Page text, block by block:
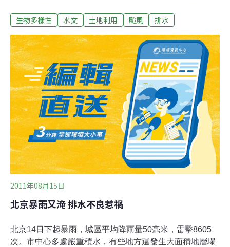
再度成為媒體焦點。強颱洛克在21日從日本靜岡縣登陸，
秒50米，24小時降雨量更超過2百毫米。日本首都圈已經
很久沒碰過這麼強勁的颱風，所幸颱風過後並未傳出重大
淹水災情，這可能要歸功於有「地下神殿」之稱的「首都
圈外圍排水系統」。由於東京距海很近，以前遇到大潮
時，若有暴雨來襲，河水必定氾濫成災，為了解除首都圈
的排水問題，日本選在埼玉縣春日部市，沿著國道16號地
下50公尺，興建這條巨大排水系統，1992年動工，2006
年全部完工，全長6.3公里。這條排水系統主要由一條長
6.3公里的隧道，連接5座高70公尺、直徑30公尺的蓄水豎
井，另外，還有一座巨型的調
生物多樣性 水文 土地利用 颱風 排水
2011年08月15日
北京暴雨又淹 排水不良惹禍
北京14日下起暴雨，城區平均降雨量50毫米，雷擊8605
次。市中心多處嚴重積水，有些地方還發生大面積地層塌